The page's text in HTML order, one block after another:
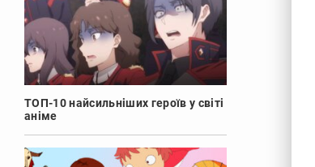
ТОП-10 найсильніших героїв у світі
аніме